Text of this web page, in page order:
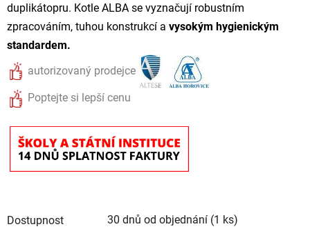
duplikátopru. Kotle ALBA se vyznačují robustním
zpracováním, tuhou konstrukcí a vysokým hygienickým
standardem.
autorizovaný prodejce
Poptejte si lepší cenu
Dostupnost 30 dnů od objednání (1 ks)